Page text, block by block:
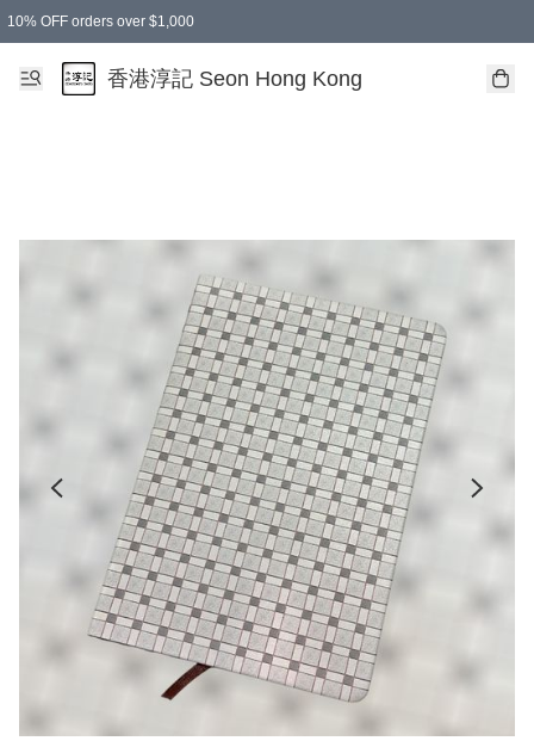
10% OFF orders over $1,000
香港淳記 Seon Hong Kong